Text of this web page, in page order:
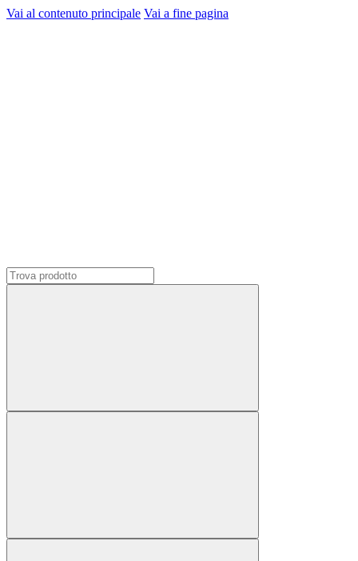
Vai al contenuto principale Vai a fine pagina